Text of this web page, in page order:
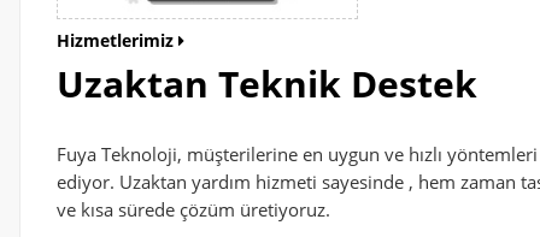
Hizmetlerimiz
Uzaktan Teknik Destek
Fuya Teknoloji, müşterilerine en uygun ve hızlı
ediyor. Uzaktan yardım hizmeti sayesinde , hem zaman
ve kısa sürede çözüm üretiyoruz.